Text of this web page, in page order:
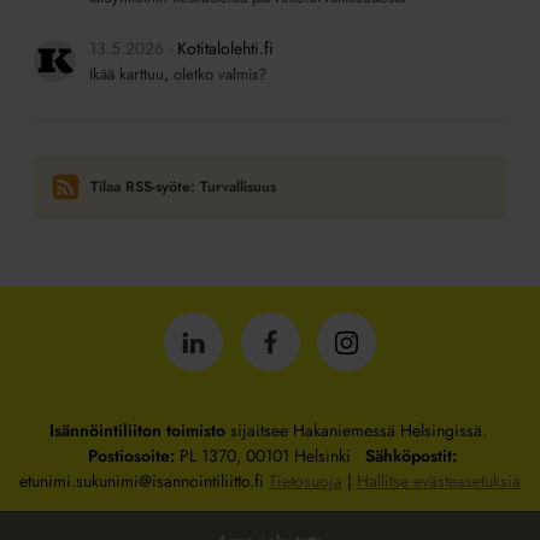
13.5.2026 Kotitalolehti.fi
Ikää karttuu, oletko valmis?
Tilaa RSS-syöte: Turvallisuus
IsännöintiliittoIsännöintiliittoIsännöintiliitto
Isännöintiliiton toimistosijaitsee Hakaniemessä Helsingissä.
Postiosoite: PL 1370, 00101 Helsinki Sähköpostit:
etunimi.sukunimi@isannointiliitto.fi Tietosuoja | Hallitse evästeasetuksia